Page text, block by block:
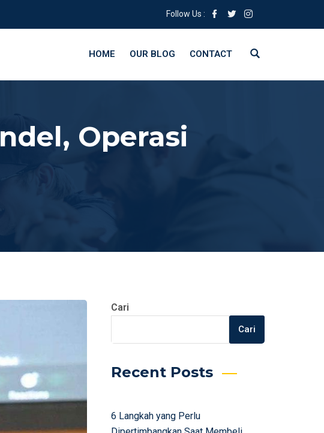
Follow Us :
HOME OUR BLOG CONTACT
Operasi
Cari
Cari
Recent Posts
6 Langkah yang Perlu